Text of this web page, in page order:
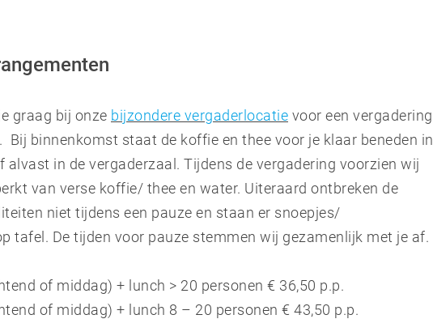
graag bij onze bijzondere vergaderlocatie voor een vergadering
Bij binnenkomst staat de koffie en thee voor je klaar beneden in
alvast in de vergaderzaal. Tijdens de vergadering voorzien wij
van verse koffie/ thee en water. Uiteraard ontbreken de
niet tijdens een pauze en staan er snoepjes/
tafel. De tijden voor pauze stemmen wij gezamenlijk met je af.
of middag) + lunch > 20 personen € 36,50 p.p.
of middag) + lunch 8 – 20 personen € 43,50 p.p.